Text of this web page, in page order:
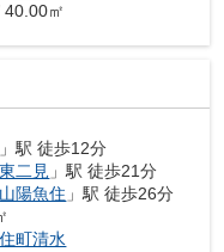
㎡
」駅 徒歩12分
東二見 」駅 徒歩21分
山陽魚住 」駅 徒歩26分
町清水